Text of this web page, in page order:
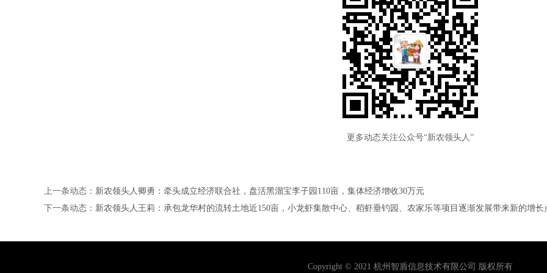
更多动态关注公众号“新农领头人”
上一条动态： 新农领头人卿勇：牵头成立经济联合社，盘活黑溜宝李子园110亩，集体经济增收30万元
下一条动态： 新农领头人王莉：承包龙华村的流转土地近150亩，小龙虾集散中心、稻虾垂钓园、农家乐等项目逐渐发展带来新的增长
Copyright © 2021 杭州智盾信息技术有限公司 版权所有